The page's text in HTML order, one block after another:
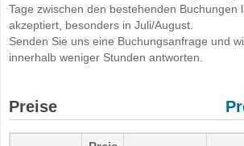
Tage zwischen den bestehenden Buchungen
akzeptiert, besonders in Juli/August.
Senden Sie uns eine Buchungsanfrage und
innerhalb weniger Stunden antworten.
Preise